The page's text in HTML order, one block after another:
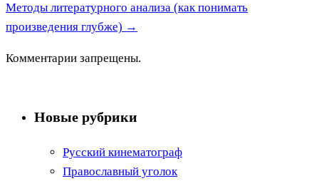
Методы литературного анализа (как понимать
произведения глубже) →
Комментарии запрещены.
Новые рубрики
Русский кинематограф
Православный уголок